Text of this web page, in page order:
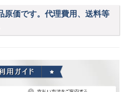
原価です。代理費用、送料等